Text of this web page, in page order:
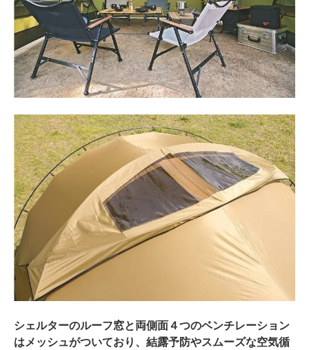
シェルターのルーフ窓と両側面４つのベンチレーション
はメッシュがついており、結露予防やスムーズな空気循